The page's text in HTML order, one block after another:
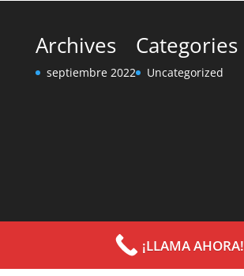
Archives
septiembre 2022
Categories
Uncategorized
¡LLAMA AHORA!